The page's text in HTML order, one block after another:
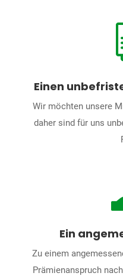
Einen
Wir möchten unsere
daher sind für uns
Ein
Zu einem
Prämienanspruch